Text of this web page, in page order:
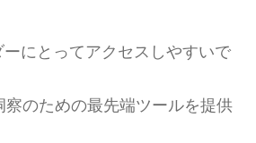
にとってアクセスしやすいで
のための最先端ツールを提供